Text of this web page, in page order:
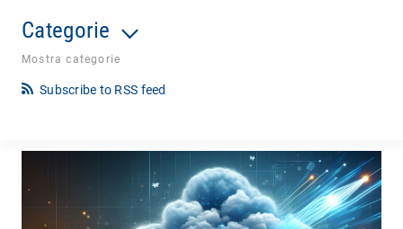
Categorie
Mostra categorie
Subscribe to RSS feed